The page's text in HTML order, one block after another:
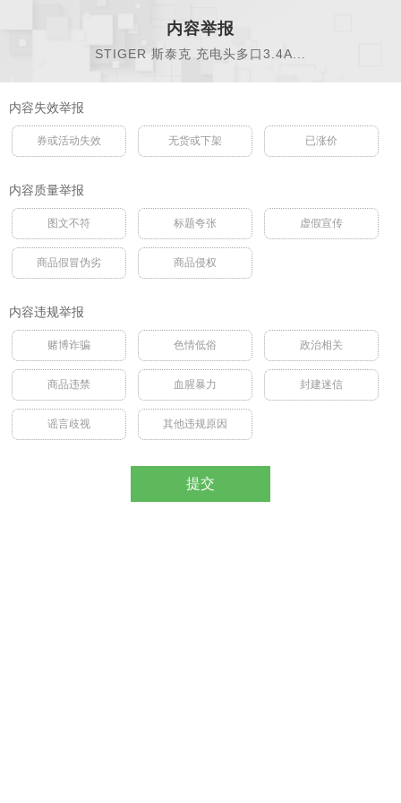
内容举报
STIGER 斯泰克 充电头多口3.4A...
内容失效举报
券或活动失效 无货或下架 已涨价
内容质量举报
图文不符 标题夸张 虚假宣传
商品假冒伪劣 商品侵权
内容违规举报
赌博诈骗 色情低俗 政治相关
商品违禁 血腥暴力 封建迷信
谣言歧视 其他违规原因
提交